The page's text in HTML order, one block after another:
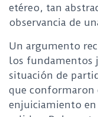
etéreo, tan
observancia de
Un argumento
los fundamentos
situación de
que conformaron
enjuiciamiento en